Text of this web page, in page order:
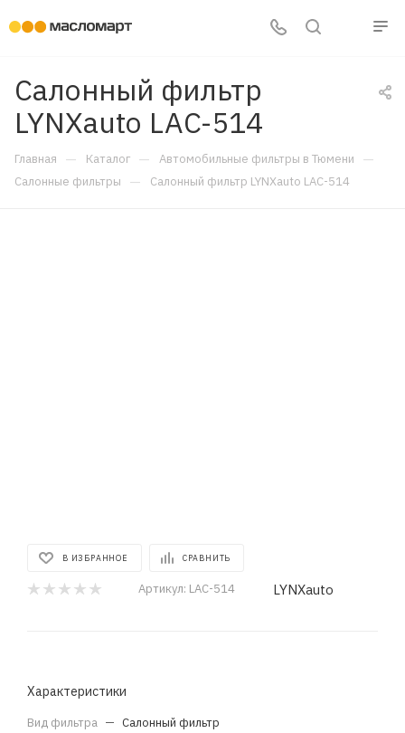
Салонный фильтр
LYNXauto LAC-514
Главная — Каталог — Автомобильные фильтры в Тюмени —
Салонные фильтры — Салонный фильтр LYNXauto LAC-514
В ИЗБРАННОЕ СРАВНИТЬ
Артикул: LAC-514 LYNXauto
Характеристики
Вид фильтра — Салонный фильтр